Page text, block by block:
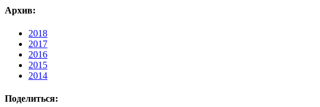
Архив:
2018
2017
2016
2015
2014
Поделиться: